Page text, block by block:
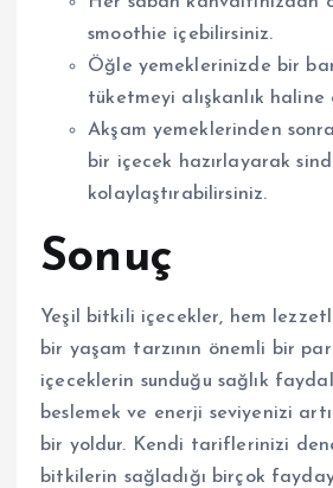
smoothie içebilirsiniz.
Öğle yemeklerinizde bir
tüketmeyi alışkanlık
Akşam yemeklerinden
bir içecek hazırlayarak
kolaylaştırabilirsiniz.
Sonuç
Yeşil bitkili içecekler, hem
bir yaşam tarzının önemli bir
içeceklerin sunduğu sağlık
beslemek ve enerji seviyenizi
bir yoldur. Kendi tariflerinizi
bitkilerin sağladığı birçok